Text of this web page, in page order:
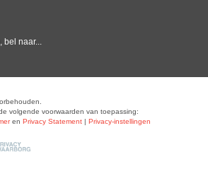
bel naar...
volgende voorwaarden van toepassing:
en Privacy Statement | Privacy-instellingen